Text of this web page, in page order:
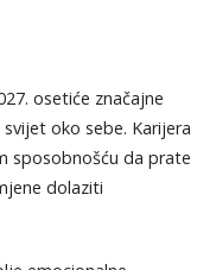
osetiće značajne
oko sebe. Karijera
sposobnošću da prate
dolaziti